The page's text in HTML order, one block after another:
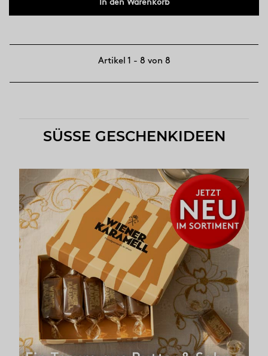
In den Warenkorb
Artikel 1 - 8 von 8
SÜSSE GESCHENKIDEEN